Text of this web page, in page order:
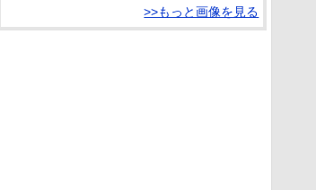
>>もっと画像を見る